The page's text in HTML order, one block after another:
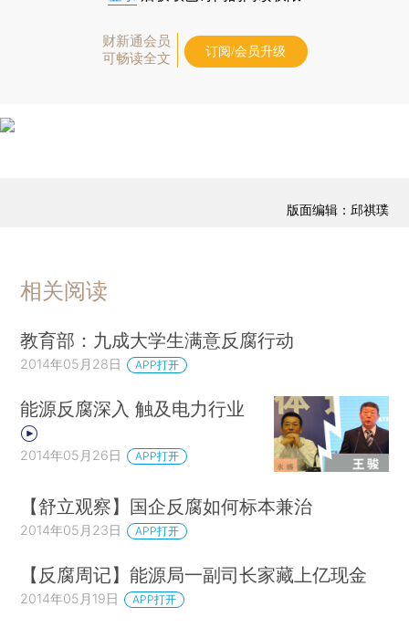
财新通会员
可畅读全文
订阅/会员升级
版面编辑：邱祺璞
相关阅读
教育部：九成大学生满意反腐行动
2014年05月28日 APP打开
能源反腐深入 触及电力行业
2014年05月26日 APP打开
【舒立观察】国企反腐如何标本兼治
2014年05月23日 APP打开
【反腐周记】能源局一副司长家藏上亿现金
2014年05月19日 APP打开